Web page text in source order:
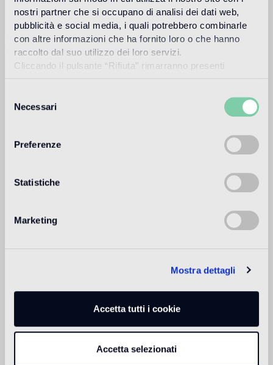
nostri partner che si occupano di analisi dei dati web,
pubblicità e social media, i quali potrebbero combinarle
con altre informazioni che ha fornito loro o che hanno
raccolto dal suo utilizzo dei loro servizi.
Cliccando il pulsante “Rifiuta” rimarranno presenti
tecnici.
delNecessari
Preferenze
Statistiche
Marketing
Mostra dettagli
Accetta tutti i cookie
Accetta selezionati
Utilisation prévue
Sol intérieur
Sol extérieur
adatto
1adatto anche per pavimenti radianti